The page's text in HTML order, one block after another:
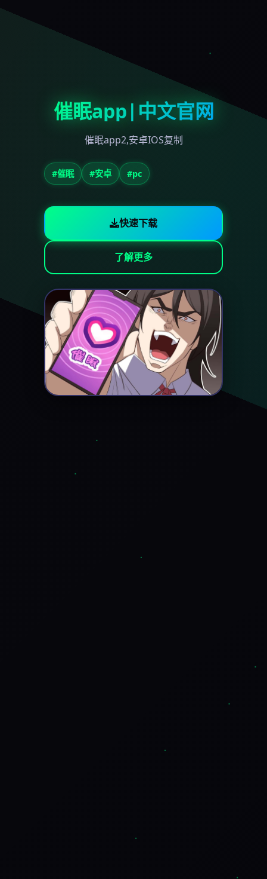
催眠app|中文官网
催眠app2,安卓IOS复制
#催眠 #安卓 #pc
快速下载
了解更多